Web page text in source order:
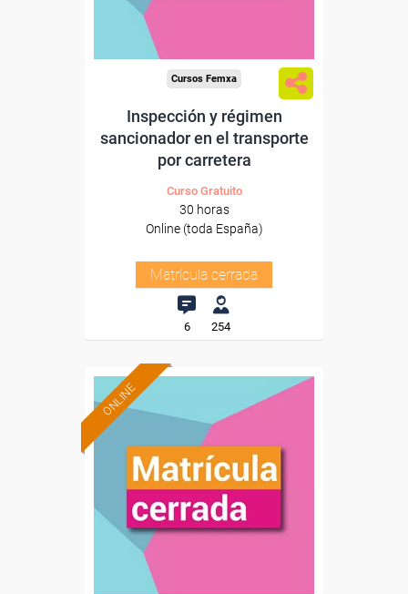
Cursos Femxa
Inspección y régimen
sancionador en el transporte
por carretera
Curso Gratuito
30 horas
Online (toda España)
Matrícula cerrada
6 254
ONLINE